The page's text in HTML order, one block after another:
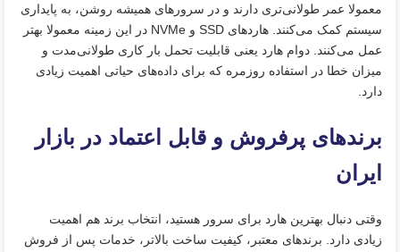
معمولا عمر طولانی‌تری دارند و در سرورهای همیشه روشن، به پایداری
سیستم کمک می‌کنند. هاردهای SSD و NVMe در این زمینه معمولا بهتر
عمل می‌کنند. دوام هارد یعنی قابلیت تحمل بار کاری طولانی‌مدت و
میزان خطا در استفاده روزمره که برای داده‌های حیاتی اهمیت زیادی
دارد.
برندهای پرفروش و قابل اعتماد در بازار
ایران
وقتی دنبال بهترین هارد برای سرور هستید، انتخاب برند هم اهمیت
زیادی دارد. برندهای معتبر، کیفیت ساخت بالاتر، خدمات پس از فروش